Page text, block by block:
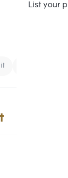
List your